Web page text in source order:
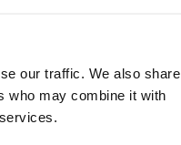
our traffic. We also share
who may combine it with